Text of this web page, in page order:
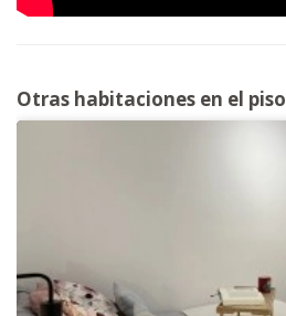
Otras habitaciones en el piso